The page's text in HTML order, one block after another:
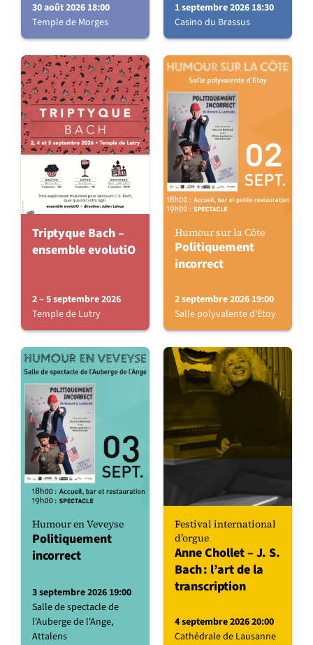
30 août 2026 18:00
Temple de Morges
1 septembre 2026 18:30
Casino du Brassus
Triptyque Bach –
ensemble evolutiO
2 – 5 septembre 2026
Temple de Lutry
Humour sur la Côte
Politiquement
incorrect
2 septembre 2026 19:00
Salle polyvalente d'Etoy
Humour en Veveyse
Politiquement
incorrect
3 septembre 2026 19:00
Salle de spectacle de
l'Auberge de l'Ange,
Attalens
Festival international
d’orgue
Anne Chollet – J. S.
Bach : l’art de la
transcription
4 septembre 2026 20:00
Cathédrale de Lausanne